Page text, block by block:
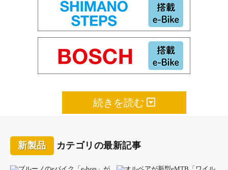
続きを読む
新製品 カテゴリの最新記事